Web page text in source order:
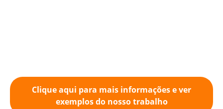
Clique aqui para mais informações e ver
exemplos do nosso trabalho